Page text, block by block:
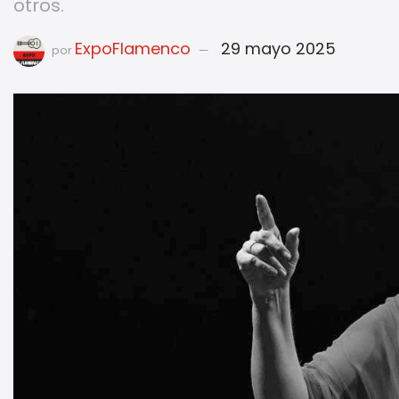
por ExpoFlamenco 29 mayo 2025